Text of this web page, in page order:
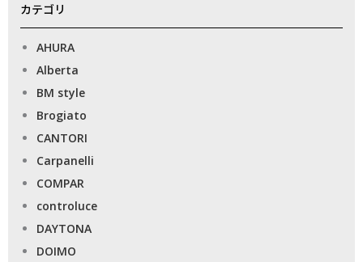
カテゴリ
AHURA
Alberta
BM style
Brogiato
CANTORI
Carpanelli
COMPAR
controluce
DAYTONA
DOIMO